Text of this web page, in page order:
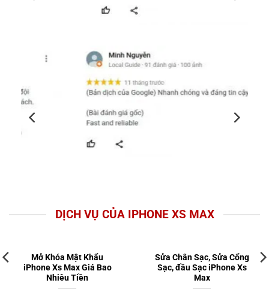
DỊCH VỤ CỦA IPHONE XS MAX
Mở Khóa Mật Khẩu
iPhone Xs Max Giá Bao
Nhiêu Tiền
Sửa Chân Sạc, Sửa Cổng
Sạc, đầu Sạc iPhone Xs
Max